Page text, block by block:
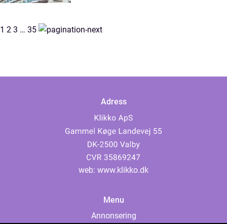
1 2 3 … 35
Adress
web: www.klikko.dk
Menu
Annonsering